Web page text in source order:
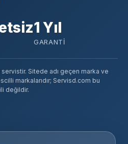
1 Yıl
GARANTI
Sitede adı geçen marka ve
markalarıdır; Servisd.com bu
değildir.